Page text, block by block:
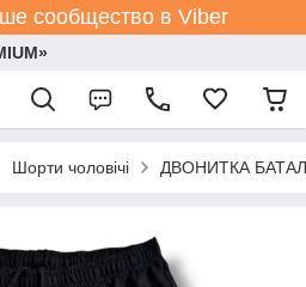
сообщество в Viber
Шорти чоловічі ДВОНИТКА БАТАЛИ